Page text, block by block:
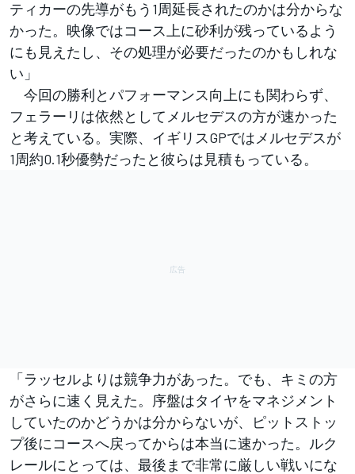
ティカーの先導がもう1周延長されたのかは分からな
かった。映像ではコース上に砂利が残っているよう
にも見えたし、その処理が必要だったのかもしれな
い」
今回の勝利とパフォーマンス向上にも関わらず、
フェラーリは依然としてメルセデスの方が速かった
と考えている。実際、イギリスGPではメルセデスが
1周約0.1秒優勢だったと彼らは見積もっている。
「ラッセルよりは競争力があった。でも、キミの方
がさらに速く見えた。序盤はタイヤをマネジメント
していたのかどうかは分からないが、ピットストッ
プ後にコースへ戻ってからは本当に速かった。ルク
レールにとっては、最後まで非常に厳しい戦いにな